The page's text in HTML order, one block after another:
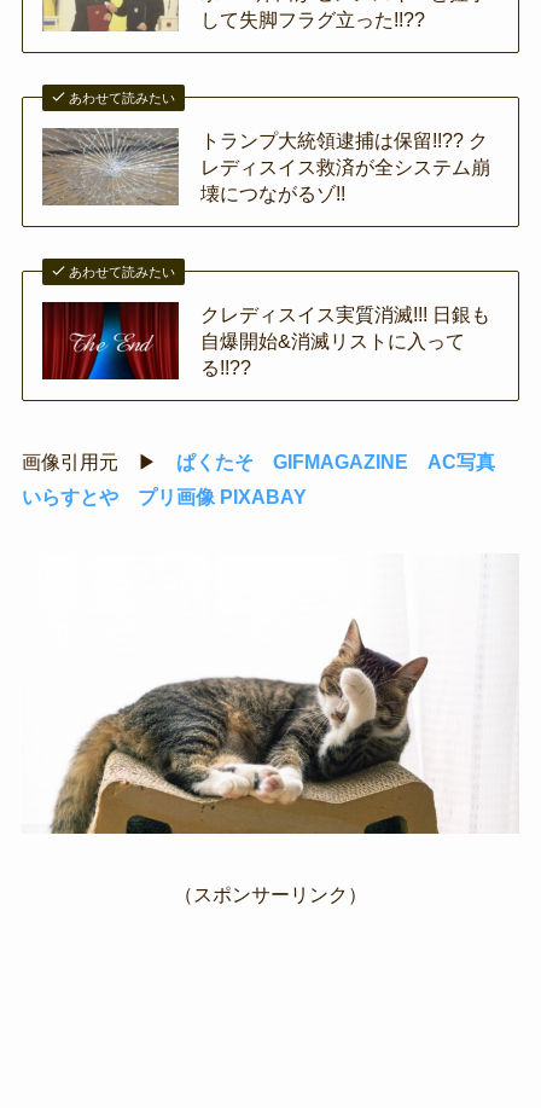
して失脚フラグ立った!!??
あわせて読みたい
トランプ大統領逮捕は保留!!?? ク
レディスイス救済が全システム崩
壊につながるゾ!!
あわせて読みたい
クレディスイス実質消滅!!! 日銀も
自爆開始&消滅リストに入って
る!!??
画像引用元 ▶ ぱくたそ GIFMAGAZINE
AC写真
いらすとや
プリ画像 PIXABAY
（スポンサーリンク）